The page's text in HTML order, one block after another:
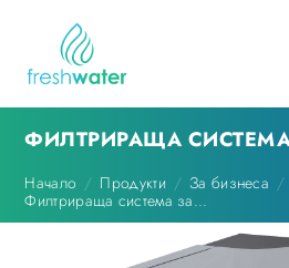
ФИЛТРИРАЩА СИСТЕМА
Начало Продукти
За бизнеса
Филтрираща система за...